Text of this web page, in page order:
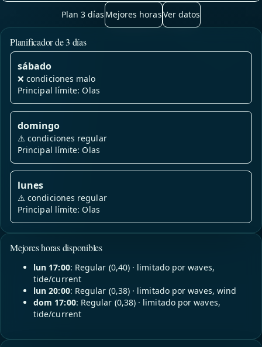
Plan 3 días Mejores horasVer datos
Planificador de 3 días
sábado
❌condiciones malo
Principal límite: Olas
domingo
⚠️condiciones regular
Principal límite: Olas
lunes
⚠️condiciones regular
Principal límite: Olas
Mejores horas disponibles
lun 17:00: Regular (0,40) · limitado por waves,
tide/current
lun 20:00: Regular (0,38) · limitado por waves, wind
dom 17:00: Regular (0,38) · limitado por waves,
tide/current